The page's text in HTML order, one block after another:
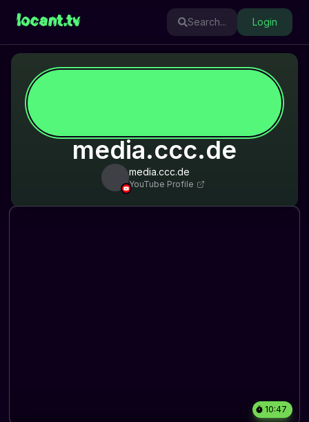
locant.tv Search... Login
media.ccc.de
media.ccc.de
YouTube Profile
10:47